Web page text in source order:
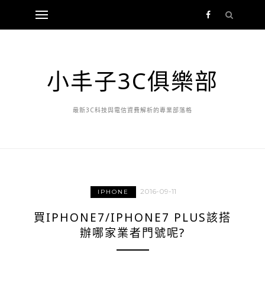
小丰子3C俱樂部
最新3C科技與電信資費解析的專業部落格
IPHONE 2016-09-11
買IPHONE7/IPHONE7 PLUS該搭
辦哪家業者門號呢?